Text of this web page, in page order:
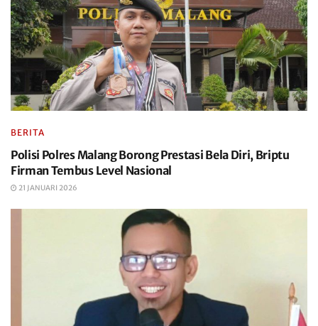
BERITA
Polisi Polres Malang Borong Prestasi Bela Diri, Briptu
Firman Tembus Level Nasional
21 JANUARI 2026